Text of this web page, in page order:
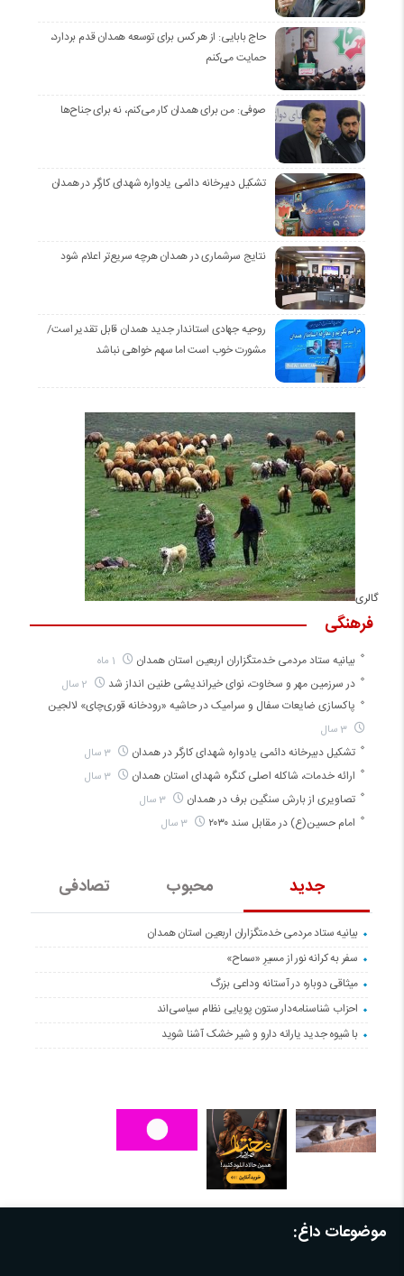
حاج بابایی: از هر کس برای توسعه همدان قدم بردارد،
حمایت می‌کنم
صوفی: من برای همدان کار می‌کنم، نه برای جناح‌ها
تشکیل دبیرخانه دائمی یادواره شهدای کارگر در همدان
نتایج سرشماری در همدان هرچه سریع‌تر اعلام شود
روحیه جهادی استاندار جدید همدان قابل تقدیر است/
مشورت خوب است اما سهم خواهی نباشد
گالری
جدید محبوب تصادفی
بیانیه ستاد مردمی خدمتگزاران اربعین استان همدان
سفر به کرانه‌ نور از مسیرِ «سماح»
میثاقی دوباره در آستانه‌ وداعی بزرگ
احزاب شناسنامه‌دار ستون پویایی نظام سیاسی‌اند
با شیوه جدید یارانه دارو و شیر خشک آشنا شوید
فرهنگی
بیانیه ستاد مردمی خدمتگزاران اربعین استان همدان
در سرزمین مهر و سخاوت، نوای خیراندیشی طنین انداز شد
پاکسازی ضایعات سفال و سرامیک در حاشیه «رودخانه قوری‌چای» لالجین
3 سال
تشکیل دبیرخانه دائمی یادواره شهدای کارگر در همدان 3 سال
ارائه خدمات، شاکله اصلی کنگره شهدای استان همدان 3 سال
تصاویری از بارش سنگین برف در همدان 3 سال
امام حسین(ع) در مقابل سند ۲۰۳۰ 3 سال
موضوعات داغ: